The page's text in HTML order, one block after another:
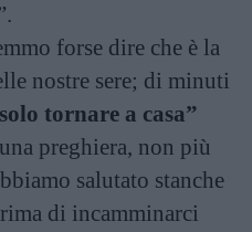
forse dire che è la
nostre sere; di minuti
tornare a casa”
preghiera, non più
salutato stanche
di incamminarci